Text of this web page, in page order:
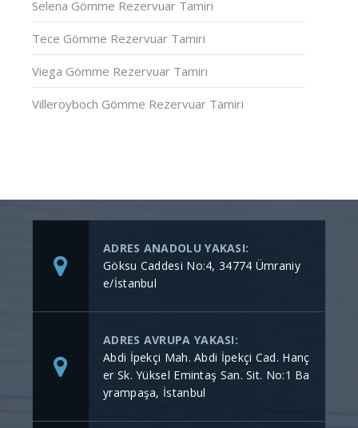
Selena Gömme Rezervuar Tamiri
Tece Gömme Rezervuar Tamiri
Viega Gömme Rezervuar Tamiri
Villeroyboch Gömme Rezervuar Tamiri
ADRES ANADOLU YAKASI:
Göksu Caddesi No:4, 34774 Ümraniy
e/İstanbul
ADRES AVRUPA YAKASI:
Abdi İpekçi Mah. Abdi İpekçi Cad. Hanç
er Sk. Yüksel Emintaş San. Sit. No:1 Ba
yrampaşa, İstanbul